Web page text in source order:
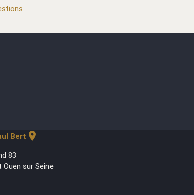
Bert location_on
83
Ouen sur Seine